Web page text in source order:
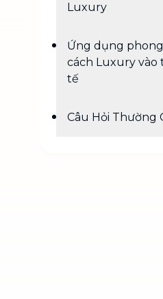
Luxury
Ứng dụng phong
cách Luxury vào
tế
Câu Hỏi Thường